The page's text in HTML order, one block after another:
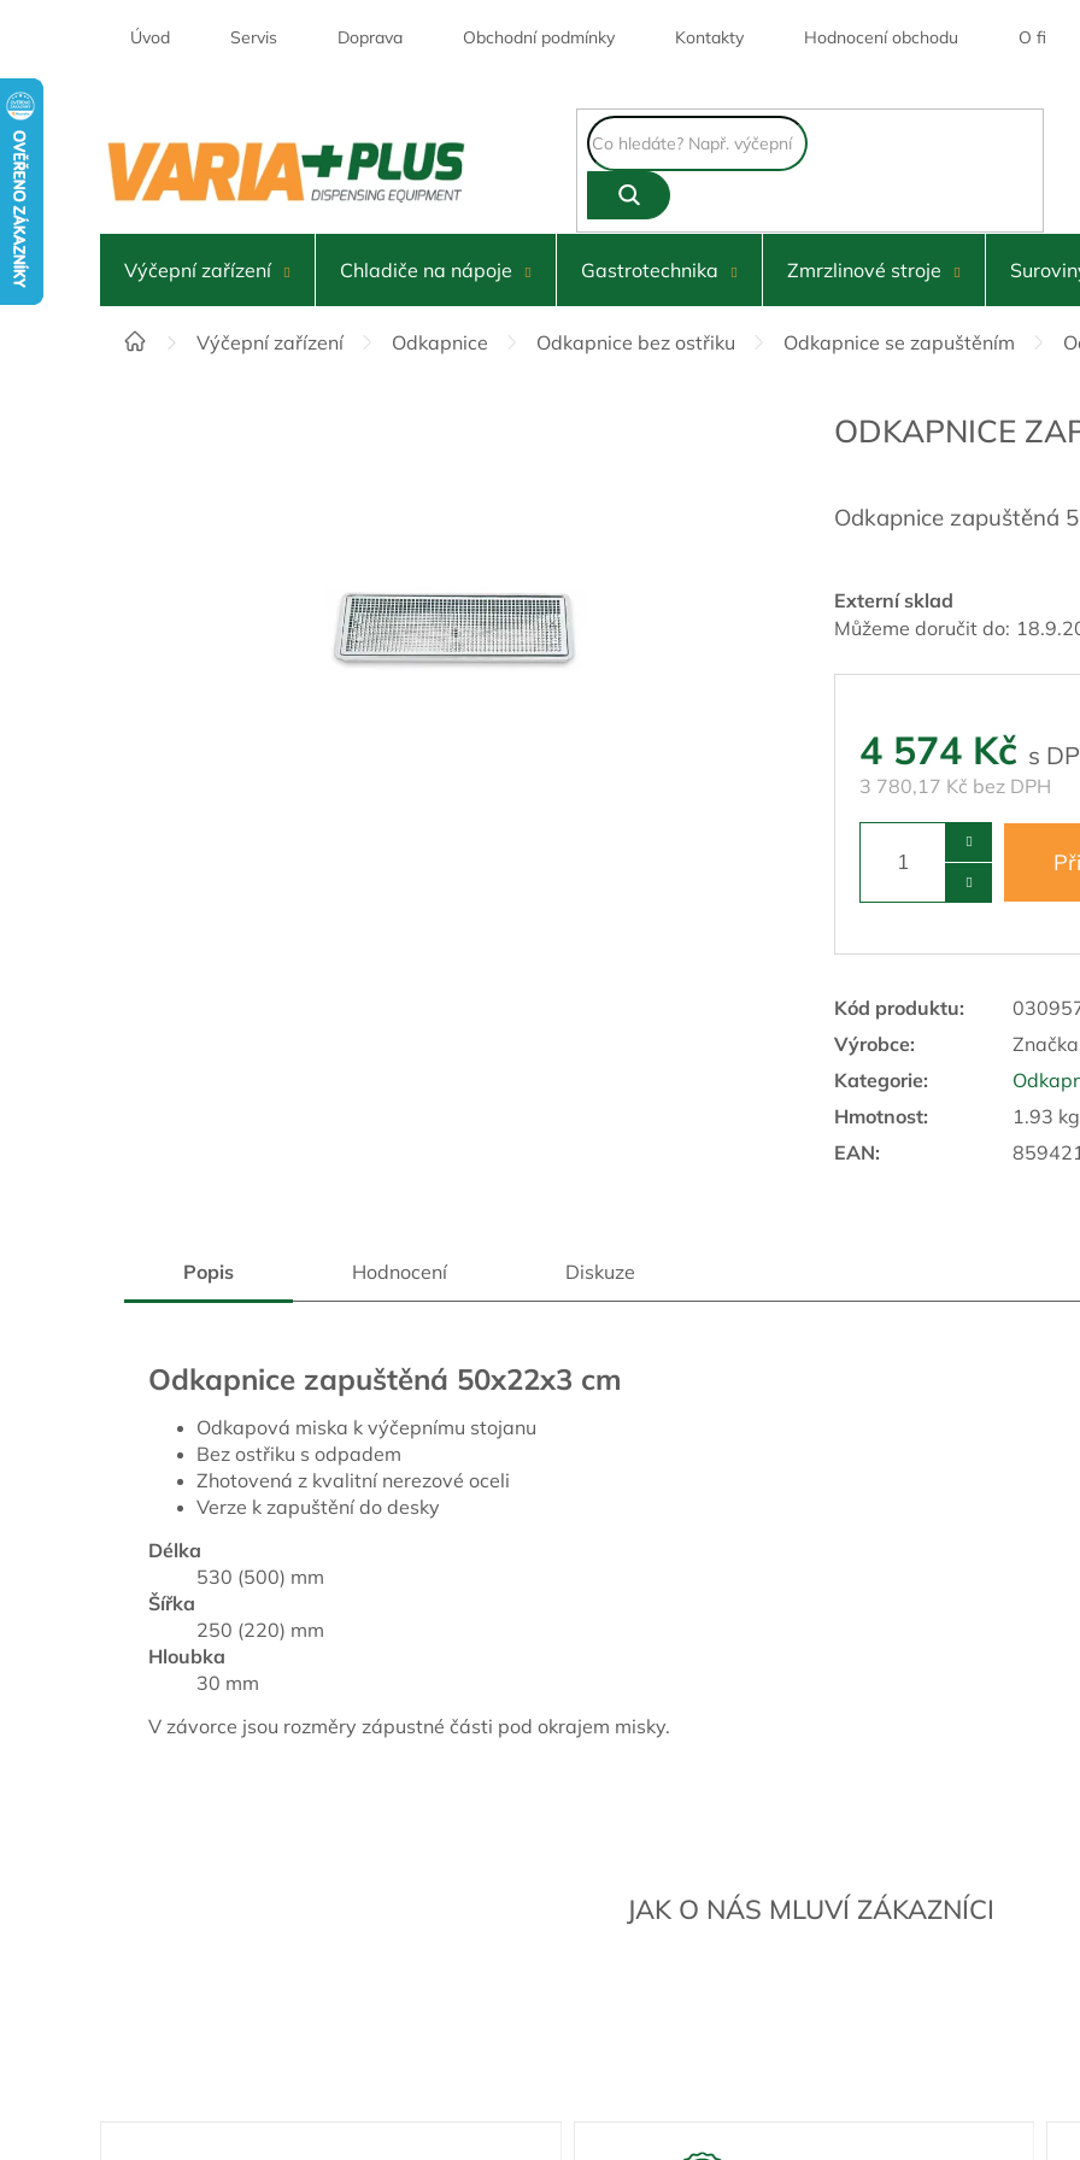
Úvod Servis Doprava Obchodní podmínky Kontakty Hodnocení obchodu O firmě
Výčepní zařízení Chladiče na nápoje Gastrotechnika Zmrzlinové stroje
DomůVýčepní zařízení Odkapnice Odkapnice bez ostřiku Odkapnice se zapuštěním
ODKAPNICE
Externí sklad
Můžeme doručit do:
4 574 Kč
3 780,17 Kč bez DPH
Odkapnice zapuštěná
Kód produktu:
Výrobce:
Kategorie:
Hmotnost:
1.93 kg
EAN:
JAK O NÁS MLUVÍ ZÁKAZNÍCI
Popis Hodnocení Diskuze
Odkapnice zapuštěná 50x22x3 cm
Odkapová miska k výčepnímu stojanu
Bez ostřiku s odpadem
Zhotovená z kvalitní nerezové oceli
Verze k zapuštění do desky
Délka
530 (500) mm
Šířka
250 (220) mm
Hloubka
30 mm
V závorce jsou rozměry zápustné části pod okrajem misky.
Externí sklad